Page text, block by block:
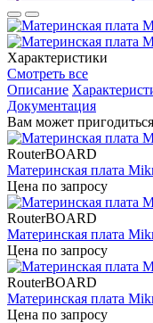
Характеристики
Смотреть все
Описание
Документация
Вам может пригодиться
RouterBOARD
Материнская плата
Цена по запросу
RouterBOARD
Материнская плата
Цена по запросу
RouterBOARD
Материнская плата
Цена по запросу